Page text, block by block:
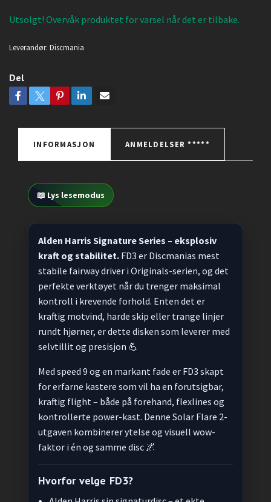
Utsolgt! Overvåk produktet for varsel når det er tilbake.
Leverandør: Discmania
Del
INFORMASJON ANMELDELSER *****
📖 Lys lesemodus
Alden Harris Signature Series – eksplosiv
kraft og stabilitet. FD3 er Discmanias mest
stabile fairway driver i Originals-serien, og det
perfekte verktøyet når du trenger maksimal
kontroll i krevende forhold. Enten det er
kraftig motvind, harde skip eller trange linjer
rundt hjørner, er dette disken som leverer med
selvtillit og presisjon 💪
Med speed 9 og en markant fade er FD3 skapt
for erfarne kastere som vil ha en forutsigbar,
kraftig flight – både på forehand, flexlines og
kontrollerte power-kast. Denne Solar Flare 2-
utgaven kombinerer ytelse og visuell wow-
faktor i én og samme disc 🌌
Hvorfor velge FD3?